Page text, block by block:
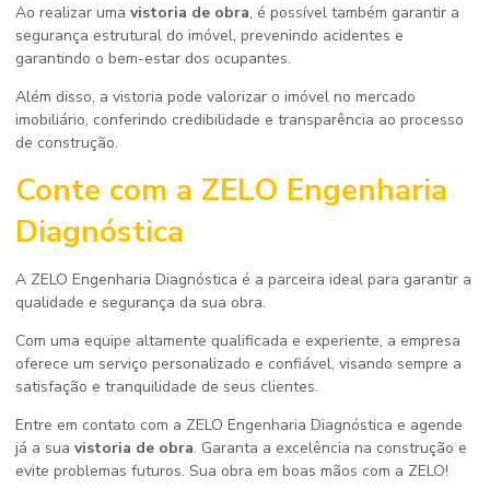
Ao realizar uma vistoria de obra, é possível também garantir a
segurança estrutural do imóvel, prevenindo acidentes e
garantindo o bem-estar dos ocupantes.
Além disso, a vistoria pode valorizar o imóvel no mercado
imobiliário, conferindo credibilidade e transparência ao processo
de construção.
Conte com a ZELO Engenharia
Diagnóstica
A ZELO Engenharia Diagnóstica é a parceira ideal para garantir a
qualidade e segurança da sua obra.
Com uma equipe altamente qualificada e experiente, a empresa
oferece um serviço personalizado e confiável, visando sempre a
satisfação e tranquilidade de seus clientes.
Entre em contato com a ZELO Engenharia Diagnóstica e agende
já a sua vistoria de obra. Garanta a excelência na construção e
evite problemas futuros. Sua obra em boas mãos com a ZELO!